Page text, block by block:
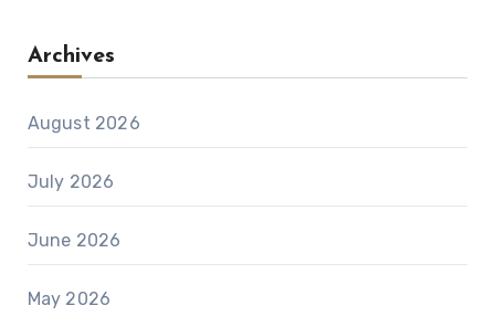
Archives
August 2026
July 2026
June 2026
May 2026